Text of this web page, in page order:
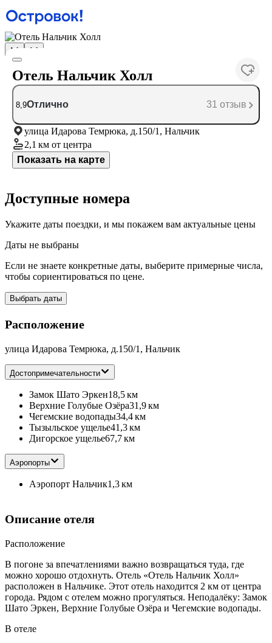
Отель Нальчик Холл
8,9Отлично 31 отзыв
улица Идарова Темрюка, д.150/1, Нальчик
2,1 км от центра
Показать на карте
Доступные номера
Укажите даты поездки, и мы покажем вам актуальные цены
Даты не выбраны
Если не знаете конкретные даты, выберите примерные числа,
чтобы сориентироваться по цене.
Выбрать даты
Расположение
улица Идарова Темрюка, д.150/1, Нальчик
Достопримечательности
Замок Шато Эркен18,5 км
Верхние Голубые Озёра31,9 км
Чегемские водопады34,4 км
Тызыльское ущелье41,3 км
Дигорское ущелье67,7 км
Аэропорты
Аэропорт Нальчик1,3 км
Описание отеля
Расположение
В погоне за впечатлениями важно возвращаться туда, где
можно хорошо отдохнуть. Отель «Отель Нальчик Холл»
расположен в Нальчике. Этот отель находится 2 км от центра
города. Рядом с отелем можно прогуляться. Неподалёку: Замок
Шато Эркен, Верхние Голубые Озёра и Чегемские водопады.
В отеле